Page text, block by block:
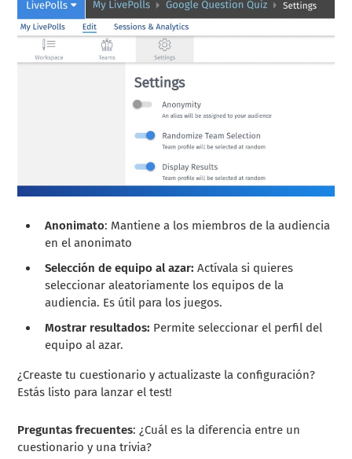
Anonimato: Mantiene a los miembros de la audiencia
en el anonimato
Selección de equipo al azar: Actívala si quieres
seleccionar aleatoriamente los equipos de la
audiencia. Es útil para los juegos.
Mostrar resultados: Permite seleccionar el perfil del
equipo al azar.
¿Creaste tu cuestionario y actualizaste la configuración?
Estás listo para lanzar el test!
Preguntas frecuentes: ¿Cuál es la diferencia entre un
cuestionario y una trivia?